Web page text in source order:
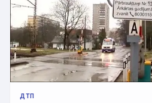
ДТП